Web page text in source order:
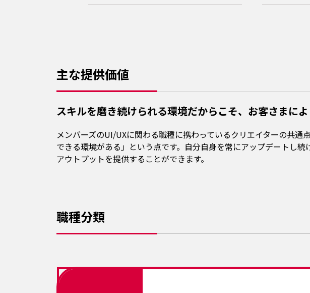
主な提供価値
スキルを磨き続けられる環境だからこそ、お客さまに
メンバーズのUI/UXに関わる職種に携わっているクリエイターの共
できる環境がある」という点です。自分自身を常にアップデートし
アウトプットを提供することができます。
職種分類